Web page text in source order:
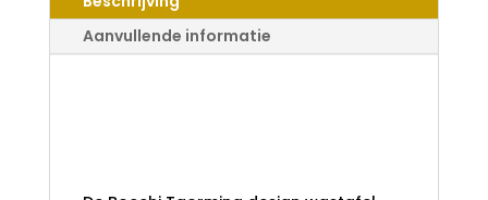
ANTRACIET
AANTALAanvullende informatie